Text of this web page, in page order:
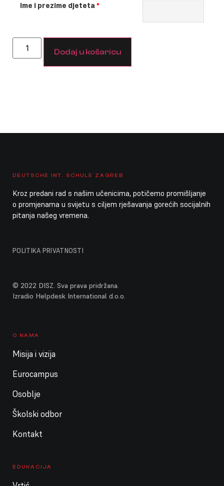
Ime i prezime djeteta
Dodaj u košaricu
DEUTSCHE INT. SCHULE ZAGREB
Kroz predani rad s našim učenicima, potičemo promišljanje
o promjenama u svijetu s ciljem rješavanja gorećih socijalnih
pitanja našeg vremena.
POLITIKA PRIVATNOSTI
© 2022 DISZ. Sva prava pridržana.
Izradio Helpdesk International d.o.o.
O NAMA
Misija i vizija
Eurocampus
Osoblje
Školski odbor
Kontakt
EDUKACIJA